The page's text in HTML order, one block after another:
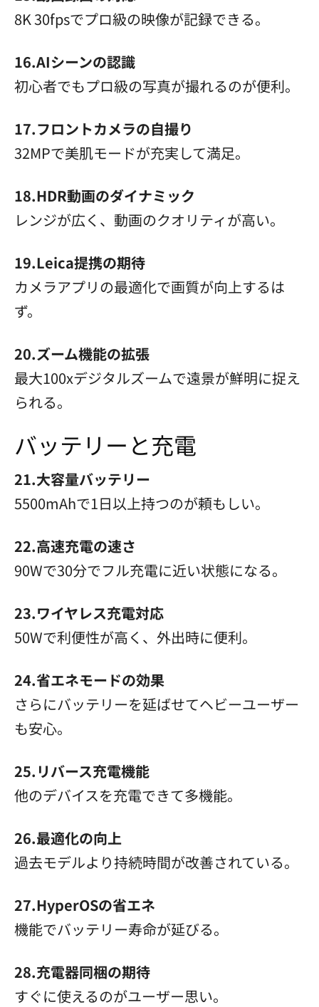
8K 30fpsでプロ級の映像が記録できる。
16.AIシーンの認識
初心者でもプロ級の写真が撮れるのが便利。
17.フロントカメラの自撮り
32MPで美肌モードが充実して満足。
18.HDR動画のダイナミック
レンジが広く、動画のクオリティが高い。
19.Leica提携の期待
カメラアプリの最適化で画質が向上するは
ず。
20.ズーム機能の拡張
最大100xデジタルズームで遠景が鮮明に捉え
られる。
バッテリーと充電
21.大容量バッテリー
5500mAhで1日以上持つのが頼もしい。
22.高速充電の速さ
90Wで30分でフル充電に近い状態になる。
23.ワイヤレス充電対応
50Wで利便性が高く、外出時に便利。
24.省エネモードの効果
さらにバッテリーを延ばせてヘビーユーザー
も安心。
25.リバース充電機能
他のデバイスを充電できて多機能。
26.最適化の向上
過去モデルより持続時間が改善されている。
27.HyperOSの省エネ
機能でバッテリー寿命が延びる。
28.充電器同梱の期待
すぐに使えるのがユーザー思い。